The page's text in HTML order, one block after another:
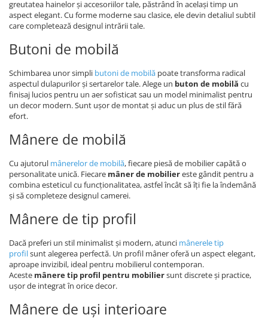
greutatea hainelor și accesoriilor tale, păstrând în același timp un
aspect elegant. Cu forme moderne sau clasice, ele devin detaliul subtil
care completează designul intrării tale.
Butoni de mobilă
Schimbarea unor simpli butoni de mobilă poate transforma radical
aspectul dulapurilor și sertarelor tale. Alege un buton de mobilă cu
finisaj lucios pentru un aer sofisticat sau un model minimalist pentru
un decor modern. Sunt ușor de montat și aduc un plus de stil fără
efort.
Mânere de mobilă
Cu ajutorul mânerelor de mobilă, fiecare piesă de mobilier capătă o
personalitate unică. Fiecare mâner de mobiliereste gândit pentru a
combina esteticul cu funcționalitatea, astfel încât să îți fie la îndemână
și să completeze designul camerei.
Mânere de tip profil
Dacă preferi un stil minimalist și modern, atunci mânerele tip
profilsunt alegerea perfectă. Un profil mâner oferă un aspect elegant,
aproape invizibil, ideal pentru mobilierul contemporan.
Aceste mânere tip profil pentru mobiliersunt discrete și practice,
ușor de integrat în orice decor.
Mânere de uși interioare